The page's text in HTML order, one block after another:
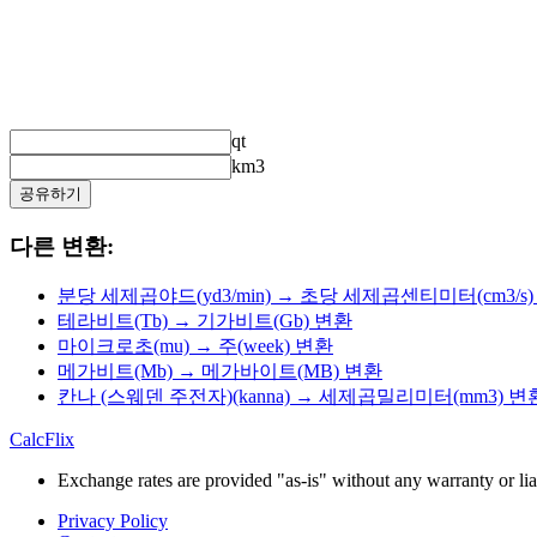
qt
km3
공유하기
다른 변환:
분당 세제곱야드(yd3/min) → 초당 세제곱센티미터(cm3/
테라비트(Tb) → 기가비트(Gb) 변환
마이크로초(mu) → 주(week) 변환
메가비트(Mb) → 메가바이트(MB) 변환
칸나 (스웨덴 주전자)(kanna) → 세제곱밀리미터(mm3) 변
CalcFlix
Exchange rates are provided "as-is" without any warranty or
Privacy Policy